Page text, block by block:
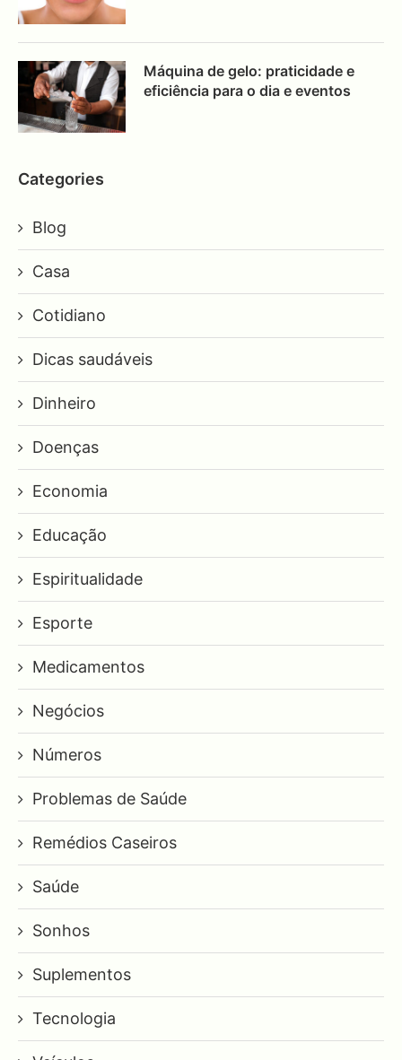
Máquina de gelo: praticidade e
eficiência para o dia e eventos
Categories
Blog
Casa
Cotidiano
Dicas saudáveis
Dinheiro
Doenças
Economia
Educação
Espiritualidade
Esporte
Medicamentos
Negócios
Números
Problemas de Saúde
Remédios Caseiros
Saúde
Sonhos
Suplementos
Tecnologia